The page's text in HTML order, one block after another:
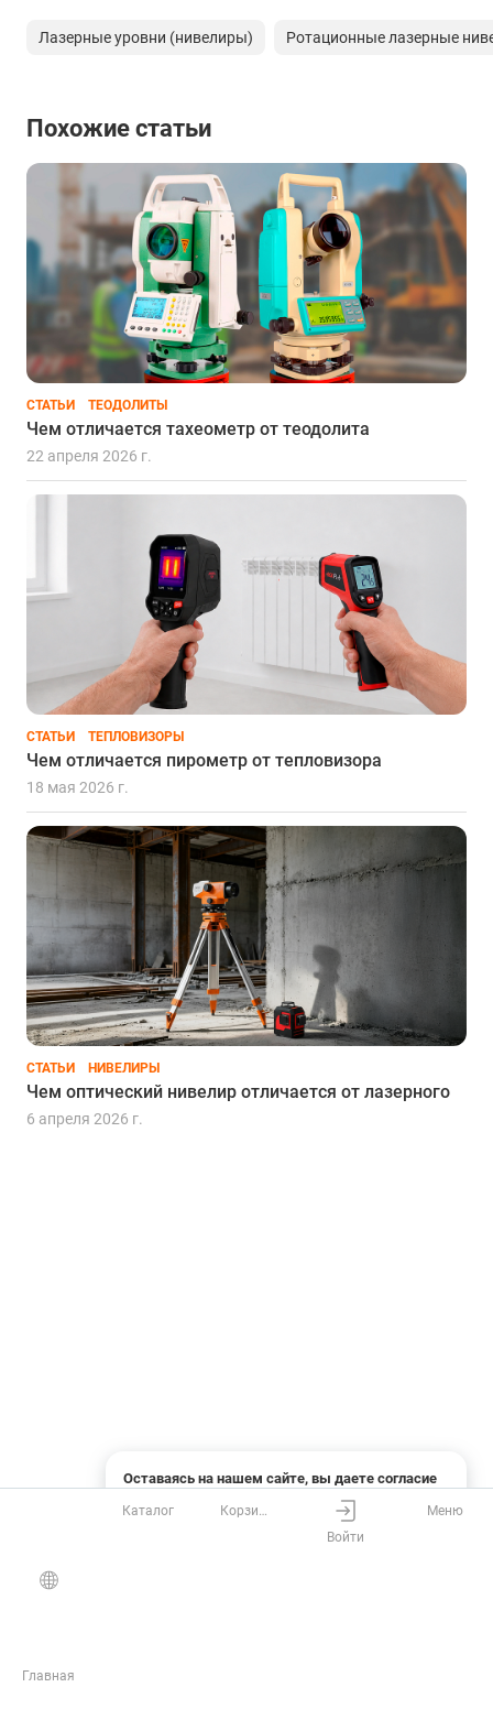
Лазерные уровни (нивелиры) Ротационные лазерные
Похожие статьи
СТАТЬИ ТЕОДОЛИТЫ
Чем отличается тахеометр от теодолита
22 апреля 2026 г.
СТАТЬИ ТЕПЛОВИЗОРЫ
Чем отличается пирометр от тепловизора
18 мая 2026 г.
СТАТЬИ НИВЕЛИРЫ
Чем оптический нивелир отличается от лазерного
6 апреля 2026 г.
Оставаясь на нашем сайте, вы даете согласие
на использование файлов cookies и сбор данных
системами веб-аналитики
Главная
Каталог
Корзина
Войти
Меню